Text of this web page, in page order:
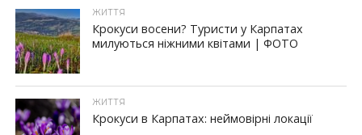
ЖИТТЯ
Крокуси восени? Туристи у Карпатах
милуються ніжними квітами | ФОТО
ЖИТТЯ
Крокуси в Карпатах: неймовірні локації